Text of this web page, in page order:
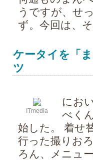
うですが、せ
ず。今回は、
ケータイを「
ツ
ITmedia
にお
べく
始した。 着せ
行った撮りお
ろん、メニュ